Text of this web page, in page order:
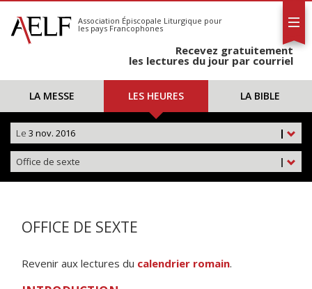
S'abonner
Calendrier
Association Épiscopale Liturgique pour
les pays Francophones
Recevez gratuitement
les lectures du jour par courriel
LA MESSE LES HEURES LA BIBLE
|
Le 3 nov. 2016
|
Office de sexte
OFFICE DE SEXTE
Revenir aux lectures du calendrier romain.